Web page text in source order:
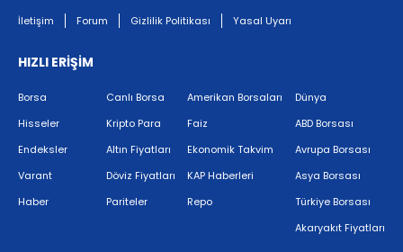
İletişim Forum Gizlilik Politikası Yasal Uyarı
HIZLI ERİŞİM
Borsa
Hisseler
Endeksler
Varant
Haber
Canlı Borsa
Kripto Para
Altın Fiyatları
Döviz Fiyatları
Pariteler
Amerikan Borsaları
Faiz
Ekonomik Takvim
KAP Haberleri
Repo
Dünya
ABD Borsası
Avrupa Borsası
Asya Borsası
Türkiye Borsası
Akaryakıt Fiyatları